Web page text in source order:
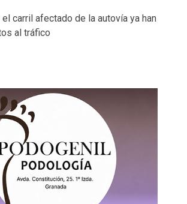
el carril afectado de la autovía ya han
al tráfico